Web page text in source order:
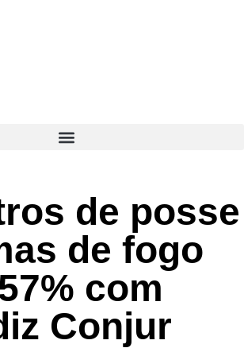
de posse
de fogo
com
Conjur